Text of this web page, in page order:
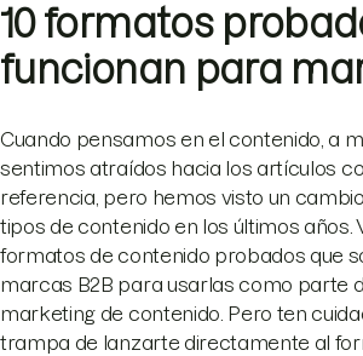
10 formatos
funcionan para
Cuando pensamos en el contenido, a
sentimos atraídos hacia los artículos
referencia, pero hemos visto un
tipos de contenido en los últimos años.
formatos de contenido probados que
marcas B2B para usarlas como parte
marketing de contenido. Pero ten
trampa de lanzarte directamente al